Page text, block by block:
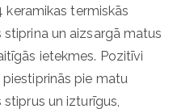
keramikas termiskās
un aizsargā matus
ietekmes. Pozitīvi
pie matu
un izturīgus,